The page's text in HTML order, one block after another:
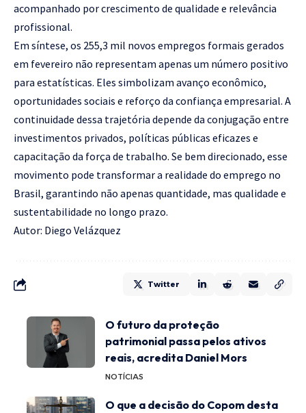
acompanhado por crescimento de qualidade e relevância
profissional.
Em síntese, os 255,3 mil novos empregos formais gerados
em fevereiro não representam apenas um número positivo
para estatísticas. Eles simbolizam avanço econômico,
oportunidades sociais e reforço da confiança empresarial. A
continuidade dessa trajetória depende da conjugação entre
investimentos privados, políticas públicas eficazes e
capacitação da força de trabalho. Se bem direcionado, esse
movimento pode transformar a realidade do emprego no
Brasil, garantindo não apenas quantidade, mas qualidade e
sustentabilidade no longo prazo.
Autor: Diego Velázquez
Twitter
O futuro da proteção
patrimonial passa pelos ativos
reais, acredita Daniel Mors
NOTÍCIAS
O que a decisão do Copom desta